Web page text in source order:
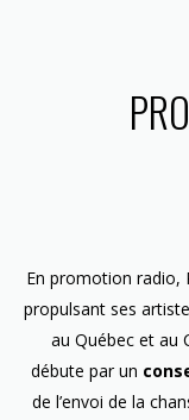
En promotion radio,
propulsant ses
au Québec et au
débute par un
de l’envoi de la